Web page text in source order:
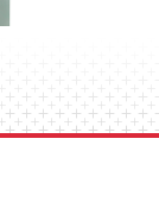
y la
puede